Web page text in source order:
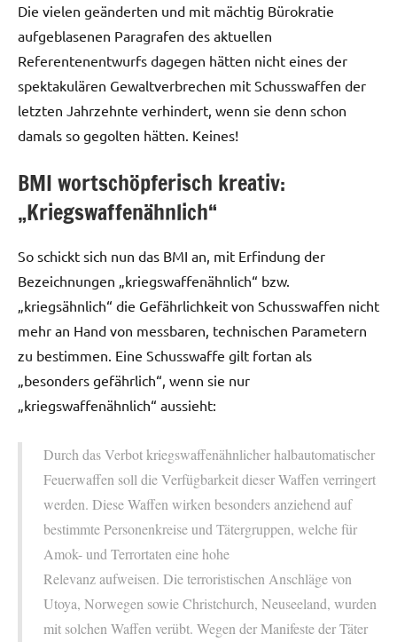
Die vielen geänderten und mit mächtig Bürokratie
aufgeblasenen Paragrafen des aktuellen
Referentenentwurfs dagegen hätten nicht eines der
spektakulären Gewaltverbrechen mit Schusswaffen der
letzten Jahrzehnte verhindert, wenn sie denn schon
damals so gegolten hätten. Keines!
BMI wortschöpferisch kreativ:
„Kriegswaffenähnlich“
So schickt sich nun das BMI an, mit Erfindung der
Bezeichnungen „kriegswaffenähnlich“ bzw.
„kriegsähnlich“ die Gefährlichkeit von Schusswaffen nicht
mehr an Hand von messbaren, technischen Parametern
zu bestimmen. Eine Schusswaffe gilt fortan als
„besonders gefährlich“, wenn sie nur
„kriegswaffenähnlich“ aussieht:
Durch das Verbot kriegswaffenähnlicher halbautomatischer
Feuerwaffen soll die Verfügbarkeit dieser Waffen verringert
werden. Diese Waffen wirken besonders anziehend auf
bestimmte Personenkreise und Tätergruppen, welche für
Amok- und Terrortaten eine hohe
Relevanz aufweisen. Die terroristischen Anschläge von
Utoya, Norwegen sowie Christchurch, Neuseeland, wurden
mit solchen Waffen verübt. Wegen der Manifeste der Täter